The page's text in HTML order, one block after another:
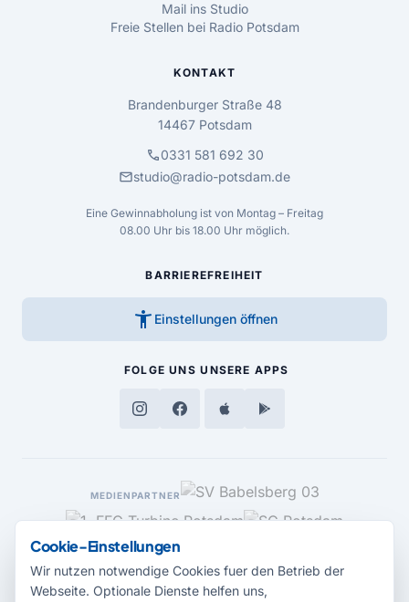
Mail ins Studio
Freie Stellen bei Radio Potsdam
KONTAKT
Brandenburger Straße 48
14467 Potsdam
call0331 581 692 30
mailstudio@radio-potsdam.de
Eine Gewinnabholung ist von Montag – Freitag
08.00 Uhr bis 18.00 Uhr möglich.
BARRIEREFREIHEIT
accessibility_new Einstellungen öffnen
FOLGE UNS UNSERE APPS
MEDIENPARTNER
Cookie-Einstellungen
Wir nutzen notwendige Cookies fuer den Betrieb der
Webseite. Optionale Dienste helfen uns,